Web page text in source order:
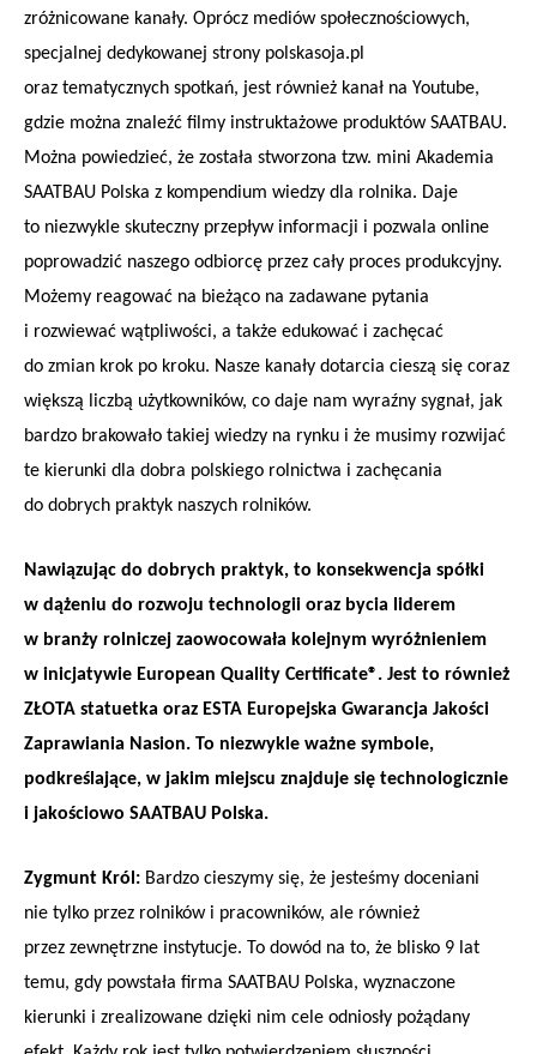
zróżnicowane kanały. Oprócz mediów społecznościowych,
specjalnej dedykowanej strony polskasoja.pl
oraz tematycznych spotkań, jest również kanał na Youtube,
gdzie można znaleźć filmy instruktażowe produktów SAATBAU.
Można powiedzieć, że została stworzona tzw. mini Akademia
SAATBAU Polska z kompendium wiedzy dla rolnika. Daje
to niezwykle skuteczny przepływ informacji i pozwala online
poprowadzić naszego odbiorcę przez cały proces produkcyjny.
Możemy reagować na bieżąco na zadawane pytania
i rozwiewać wątpliwości, a także edukować i zachęcać
do zmian krok po kroku. Nasze kanały dotarcia cieszą się coraz
większą liczbą użytkowników, co daje nam wyraźny sygnał, jak
bardzo brakowało takiej wiedzy na rynku i że musimy rozwijać
te kierunki dla dobra polskiego rolnictwa i zachęcania
do dobrych praktyk naszych rolników.
Nawiązując do dobrych praktyk, to konsekwencja spółki
w dążeniu do rozwoju technologii oraz bycia liderem
w branży rolniczej zaowocowała kolejnym wyróżnieniem
w inicjatywie European Quality Certificate®. Jest to również
ZŁOTA statuetka oraz ESTA Europejska Gwarancja Jakości
Zaprawiania Nasion. To niezwykle ważne symbole,
podkreślające, w jakim miejscu znajduje się technologicznie
i jakościowo SAATBAU Polska.
Zygmunt Król: Bardzo cieszymy się, że jesteśmy doceniani
nie tylko przez rolników i pracowników, ale również
przez zewnętrzne instytucje. To dowód na to, że blisko 9 lat
temu, gdy powstała firma SAATBAU Polska, wyznaczone
kierunki i zrealizowane dzięki nim cele odniosły pożądany